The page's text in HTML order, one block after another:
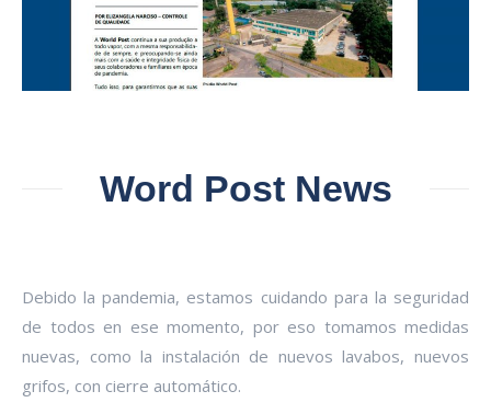
Word Post News
Debido la pandemia, estamos cuidando para la seguridad
de todos en ese momento, por eso tomamos medidas
nuevas, como la instalación de nuevos lavabos, nuevos
grifos, con cierre automático.